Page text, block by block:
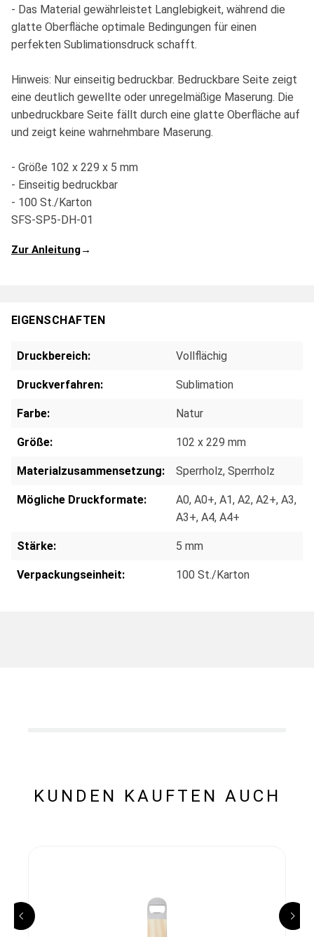
- Das Material gewährleistet Langlebigkeit, während die
glatte Oberfläche optimale Bedingungen für einen
perfekten Sublimationsdruck schafft.
Hinweis: Nur einseitig bedruckbar. Bedruckbare Seite zeigt
eine deutlich gewellte oder unregelmäßige Maserung. Die
unbedruckbare Seite fällt durch eine glatte Oberfläche auf
und zeigt keine wahrnehmbare Maserung.
- Größe 102 x 229 x 5 mm
- Einseitig bedruckbar
- 100 St./Karton
SFS-SP5-DH-01
Zur Anleitung→
EIGENSCHAFTEN
Druckbereich: Vollflächig
Druckverfahren: Sublimation
Farbe: Natur
Größe: 102 x 229 mm
Materialzusammensetzung: Sperrholz, Sperrholz
Mögliche Druckformate: A0, A0+, A1, A2, A2+, A3,
A3+, A4, A4+
Stärke: 5 mm
Verpackungseinheit: 100 St./Karton
KUNDEN KAUFTEN AUCH